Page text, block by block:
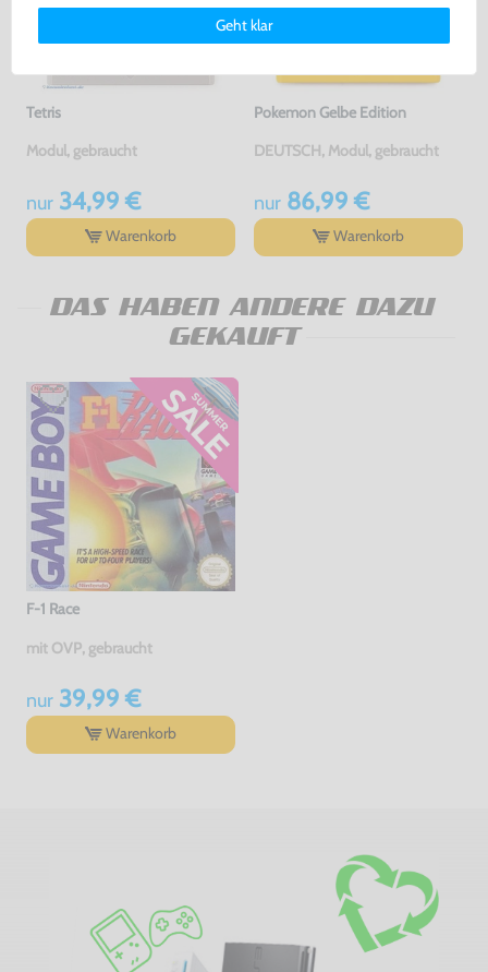
Tetris
Modul, gebraucht
nur34,99 €
Warenkorb
Pokemon Gelbe Edition
DEUTSCH, Modul, gebraucht
nur86,99 €
Warenkorb
DAS HABEN ANDERE DAZU
GEKAUFT
F-1 Race
mit OVP, gebraucht
nur39,99 €
Warenkorb
Deinen Rechten als Nutzer findest Du in unsererDaten­schutz­
Impressum.
Geht klar